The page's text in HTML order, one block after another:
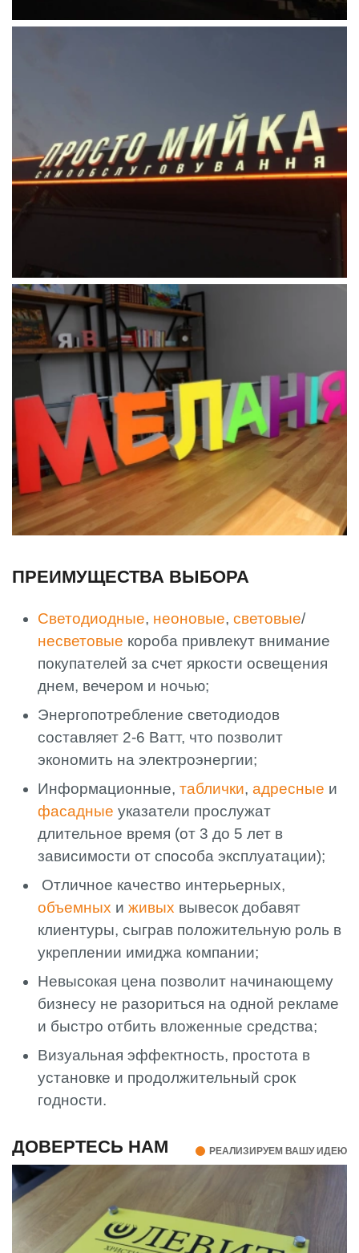
ПРЕИМУЩЕСТВА ВЫБОРА
Светодиодные, неоновые, световые/
несветовые короба привлекут внимание
покупателей за счет яркости освещения
днем, вечером и ночью;
Энергопотребление светодиодов
составляет 2-6 Ватт, что позволит
экономить на электроэнергии;
Информационные, таблички, адресные и
фасадные указатели прослужат
длительное время (от 3 до 5 лет в
зависимости от способа эксплуатации);
Отличное качество интерьерных,
объемных и живых вывесок добавят
клиентуры, сыграв положительную роль в
укреплении имиджа компании;
Невысокая цена позволит начинающему
бизнесу не разориться на одной рекламе
и быстро отбить вложенные средства;
Визуальная эффектность, простота в
установке и продолжительный срок
годности.
ДОВЕРТЕСЬ НАМ РЕАЛИЗИРУЕМ ВАШУ ИДЕЮ